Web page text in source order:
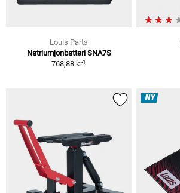
Louis Parts
Natriumjonbatteri SNA7S
768,88 kr1
NY